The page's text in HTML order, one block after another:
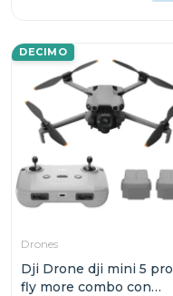
DECIMO
Drones
Dji Drone dji mini 5 pro
fly more combo con